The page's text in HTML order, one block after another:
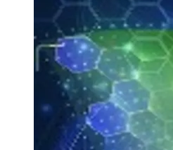
Vila Engenho NovoVila
Para Sua Empresa
Anuncie no Portal
Guia de Empresas
Divulgar VagasNovo
Publicidade Legal
Negócios Regionais
Turismo
Segurança Regional